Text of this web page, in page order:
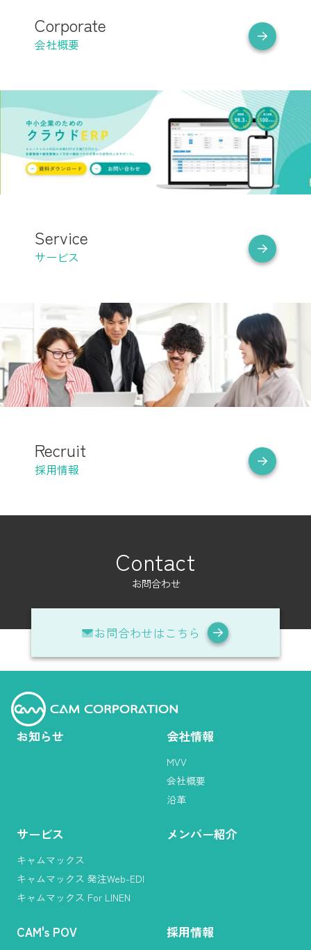
Corporate
会社概要
Service
サービス
Recruit
採用情報
Contact
お問合わせ
お問合わせはこちら
お知らせ 会社情報
MVV
会社概要
沿革
サービス
キャムマックス
キャムマックス 発注Web-EDI
キャムマックス For LINEN
メンバー紹介
CAM's POV 採用情報